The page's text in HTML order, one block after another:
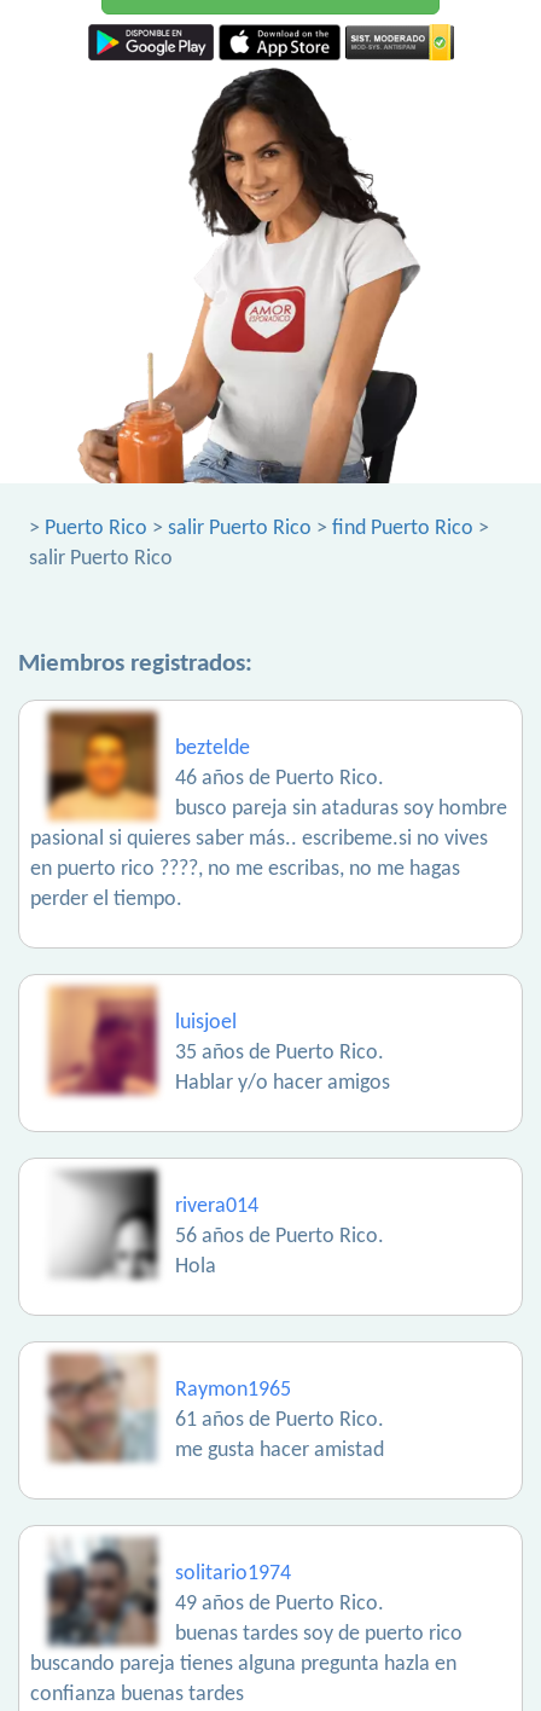
> Puerto Rico > salir Puerto Rico > find Puerto Rico >
salir Puerto Rico
Miembros registrados:
beztelde
46 años de Puerto Rico.
busco pareja sin ataduras soy hombre
pasional si quieres saber más.. escribeme.si no vives
en puerto rico ????, no me escribas, no me hagas
perder el tiempo.
luisjoel
35 años de Puerto Rico.
Hablar y/o hacer amigos
rivera014
56 años de Puerto Rico.
Hola
Raymon1965
61 años de Puerto Rico.
me gusta hacer amistad
solitario1974
49 años de Puerto Rico.
buenas tardes soy de puerto rico
buscando pareja tienes alguna pregunta hazla en
confianza buenas tardes